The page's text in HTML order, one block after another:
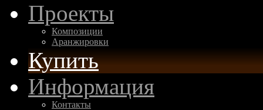
Проекты
Композиции
Аранжировки
Купить
Информация
Контакты